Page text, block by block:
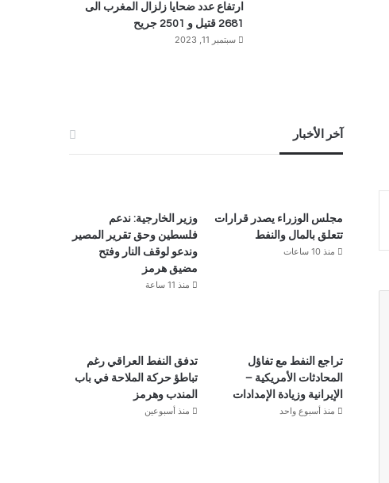
ارتفاع عدد ضحايا زلزال المغرب الى
2681 قتيل و 2501 جريح
سبتمبر 11, 2023
آخر الأخبار
مجلس الوزراء يصدر قرارات
تتعلق بالمال والنفط
منذ 10 ساعات
وزير الخارجية: ندعم
فلسطين وحق تقرير المصير
وندعو لوقف النار وفتح
مضيق هرمز
منذ 11 ساعة
تراجع النفط مع تفاؤل
المحادثات الأمريكية –
الإيرانية وزيادة الإمدادات
منذ أسبوع واحد
تدفق النفط العراقي رغم
تباطؤ حركة الملاحة في باب
المندب وهرمز
منذ أسبوعين